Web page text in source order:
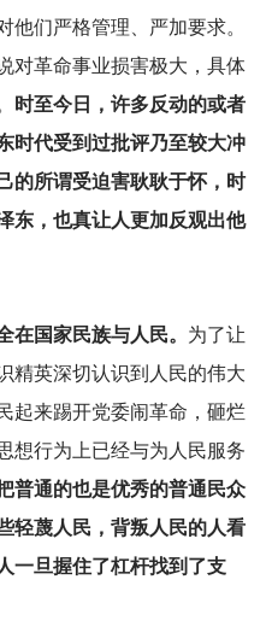
他们严格管理、严加要求。
对革命事业损害极大，具体
时至今日，许多反动的或者
时代受到过批评乃至较大冲
的所谓受迫害耿耿于怀，时
东，也真让人更加反观出他
在国家民族与人民。 为了让
精英深切认识到人民的伟大
起来踢开党委闹革命，砸烂
想行为上已经与为人民服务
普通的也是优秀的普通民众
轻蔑人民，背叛人民的人看
一旦握住了杠杆找到了支